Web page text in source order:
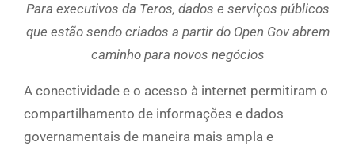
Para executivos da Teros, dados e serviços públicos
que estão sendo criados a partir do Open Gov abrem
caminho para novos negócios
A conectividade e o acesso à internet permitiram o
compartilhamento de informações e dados
governamentais de maneira mais ampla e